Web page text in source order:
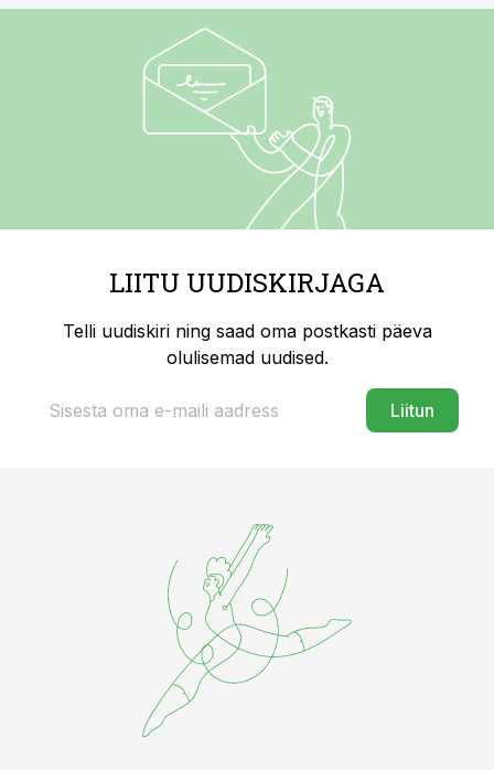
LIITU UUDISKIRJAGA
Telli uudiskiri ning saad oma postkasti päeva
olulisemad uudised.
Liitun